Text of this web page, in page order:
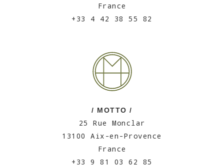
France
+33 4 42 38 55 82
/ MOTTO /
25 Rue Monclar
13100 Aix-en-Provence
France
+33 9 81 03 62 85